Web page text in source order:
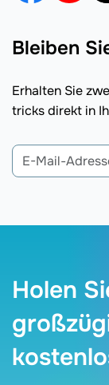
Bleiben
Erhalten Sie
tricks direkt in
Holen